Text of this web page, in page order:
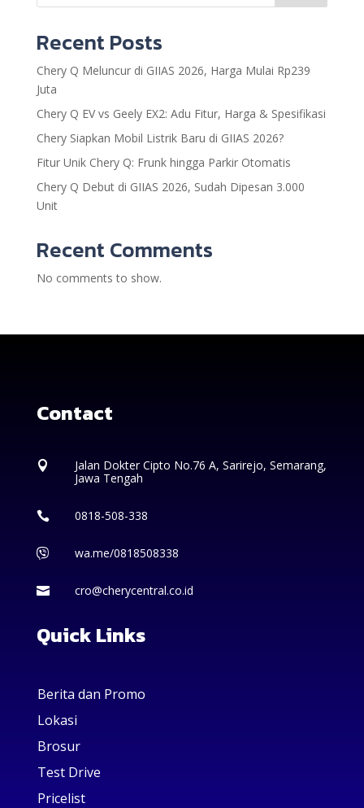
Recent Posts
Chery Q Meluncur di GIIAS 2026, Harga Mulai Rp239
Juta
Chery Q EV vs Geely EX2: Adu Fitur, Harga & Spesifikasi
Chery Siapkan Mobil Listrik Baru di GIIAS 2026?
Fitur Unik Chery Q: Frunk hingga Parkir Otomatis
Chery Q Debut di GIIAS 2026, Sudah Dipesan 3.000
Unit
Recent Comments
No comments to show.
Contact

Jalan Dokter Cipto No.76 A, Sarirejo, Semarang,
Jawa Tengah
 0818-508-338
 wa.me/0818508338
 cro@cherycentral.co.id
Quick Links
Berita dan Promo
Lokasi
Brosur
Test Drive
Pricelist